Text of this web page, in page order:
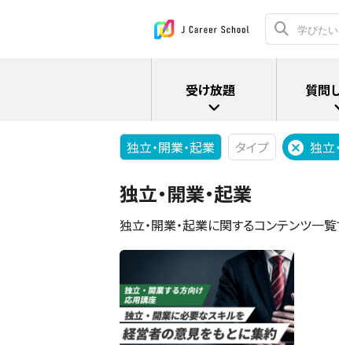
独立・開業・起業 タイプ 独立
独立・開業・起業
独立・開業・起業に関するコンテンツ一覧
受け放題 質問